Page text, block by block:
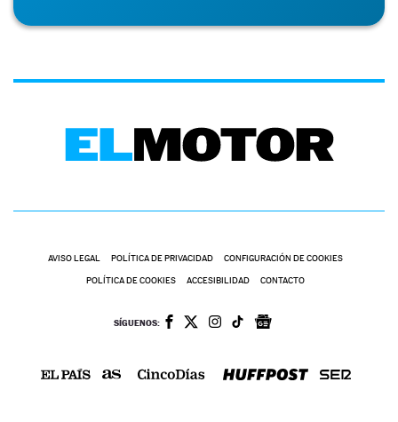
AVISO LEGAL POLÍTICA DE PRIVACIDAD CONFIGURACIÓN DE COOKIES
POLÍTICA DE COOKIES ACCESIBILIDAD CONTACTO
SÍGUENOS: